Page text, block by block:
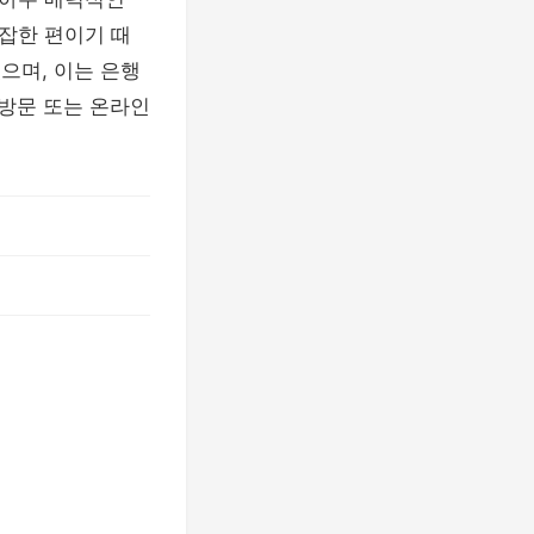
한 편이기 때
며, 이는 은행
문 또는 온라인